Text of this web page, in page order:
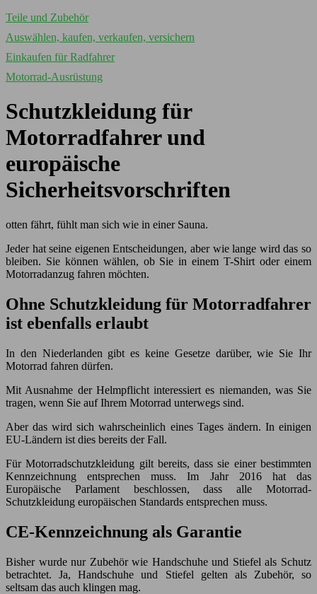
Teile und Zubehör
Auswählen, kaufen, verkaufen, versichern
Einkaufen für Radfahrer
Motorrad-Ausrüstung
Schutzkleidung für
Motorradfahrer und
europäische
Sicherheitsvorschriften
otten fährt, fühlt man sich wie in einer Sauna.
Jeder hat seine eigenen Entscheidungen, aber wie lange wird das so
bleiben. Sie können wählen, ob Sie in einem T-Shirt oder einem
Motorradanzug fahren möchten.
Ohne Schutzkleidung für Motorradfahrer
ist ebenfalls erlaubt
In den Niederlanden gibt es keine Gesetze darüber, wie Sie Ihr
Motorrad fahren dürfen.
Mit Ausnahme der Helmpflicht interessiert es niemanden, was Sie
tragen, wenn Sie auf Ihrem Motorrad unterwegs sind.
Aber das wird sich wahrscheinlich eines Tages ändern. In einigen
EU-Ländern ist dies bereits der Fall.
Für Motorradschutzkleidung gilt bereits, dass sie einer bestimmten
Kennzeichnung entsprechen muss. Im Jahr 2016 hat das
Europäische Parlament beschlossen, dass alle Motorrad-
Schutzkleidung europäischen Standards entsprechen muss.
CE-Kennzeichnung als Garantie
Bisher wurde nur Zubehör wie Handschuhe und Stiefel als Schutz
betrachtet. Ja, Handschuhe und Stiefel gelten als Zubehör, so
seltsam das auch klingen mag.